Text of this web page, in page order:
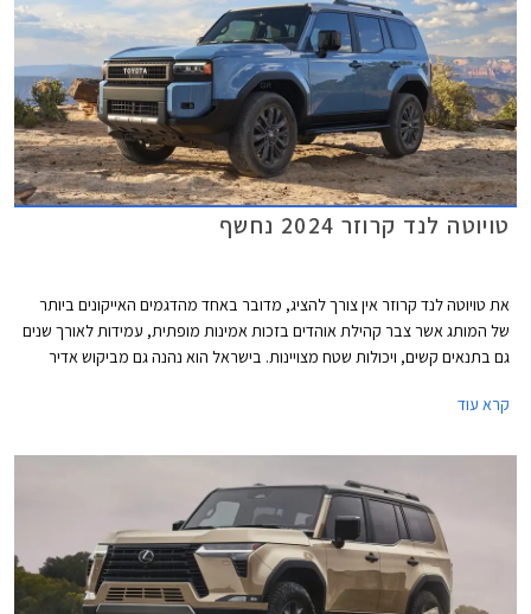
טויוטה לנד קרוזר 2024 נחשף
את טויוטה לנד קרוזר אין צורך להציג, מדובר באחד מהדגמים האייקונים ביותר
של המותג אשר צבר קהילת אוהדים בזכות אמינות מופתית, עמידות לאורך שנים
גם בתנאים קשים, ויכולות שטח מצויינות. בישראל הוא נהנה גם מביקוש אדיר
קרא עוד